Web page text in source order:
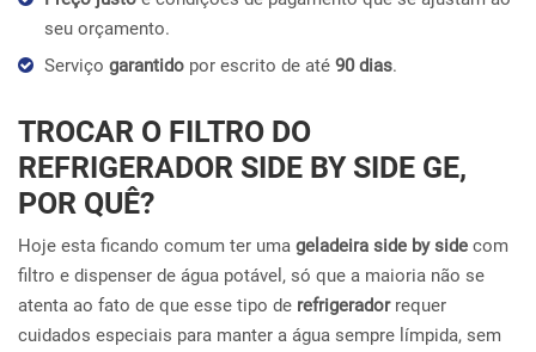
seu orçamento.
Serviço garantido por escrito de até 90 dias.
TROCAR O FILTRO DO
REFRIGERADOR SIDE BY SIDE GE,
POR QUÊ?
Hoje esta ficando comum ter uma geladeira side by side com
filtro e dispenser de água potável, só que a maioria não se
atenta ao fato de que esse tipo de refrigeradorrequer
cuidados especiais para manter a água sempre límpida, sem